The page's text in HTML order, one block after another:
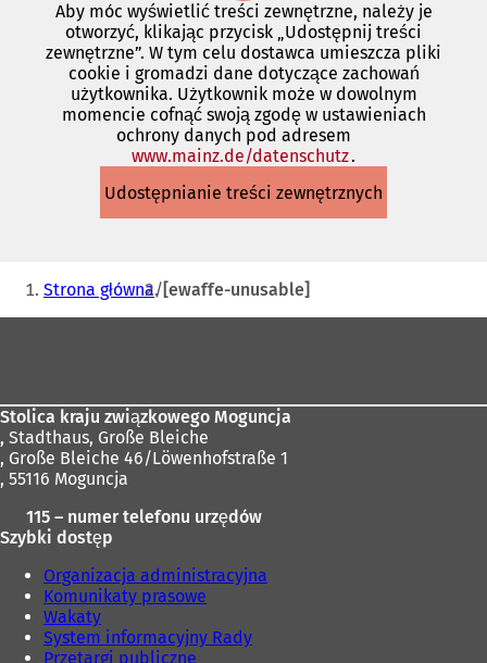
Aby móc wyświetlić treści zewnętrzne, należy je
otworzyć, klikając przycisk „Udostępnij treści
zewnętrzne”. W tym celu dostawca umieszcza pliki
cookie i gromadzi dane dotyczące zachowań
użytkownika. Użytkownik może w dowolnym
momencie cofnąć swoją zgodę w ustawieniach
ochrony danych pod adresem
www.mainz.de/datenschutz(Otwiera
w
nowej
.
Udostępnianie treści zewnętrznych
Jesteś
tutaj:
Strona główna [ewaffe-unusable]
Stolica kraju związkowego Moguncja
, Stadthaus, Große Bleiche
, Große Bleiche 46/Löwenhofstraße 1
, 55116 Moguncja
115 – numer telefonu urzędów
Szybki dostęp
Organizacja administracyjna
Komunikaty prasowe
Wakaty
System informacyjny Rady
Przetargi publiczne